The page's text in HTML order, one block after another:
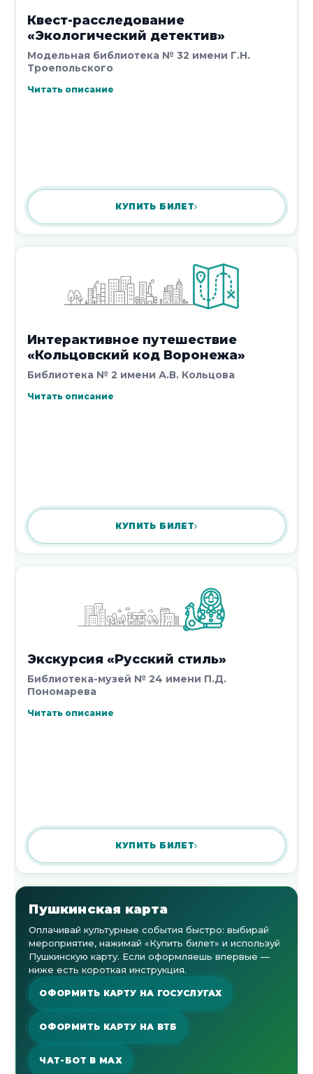
Квест-расследование
«Экологический детектив»
Модельная библиотека № 32 имени Г.Н.
Троепольского
Читать описание
КУПИТЬ БИЛЕТ
Интерактивное путешествие
«Кольцовский код Воронежа»
Библиотека № 2 имени А.В. Кольцова
Читать описание
КУПИТЬ БИЛЕТ
Экскурсия «Русский стиль»
Библиотека-музей № 24 имени П.Д.
Пономарева
Читать описание
КУПИТЬ БИЛЕТ
Пушкинская карта
Оплачивай культурные события быстро: выбирай
мероприятие, нажимай «Купить билет» и используй
Пушкинскую карту. Если оформляешь впервые —
ниже есть короткая инструкция.
ОФОРМИТЬ КАРТУ НА ГОСУСЛУГАХ
ОФОРМИТЬ КАРТУ НА ВТБ
ЧАТ-БОТ В MAX